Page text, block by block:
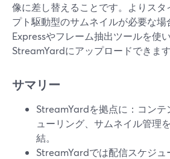
像に差し替えることです。よりス
プト駆動型のサムネイルが必要な
Expressやフレーム抽出ツールを使
StreamYardにアップロードできます
サマリー
StreamYardを拠点に：コンテ
ューリング、サムネイル管理
結。
StreamYardでは配信スケジュ